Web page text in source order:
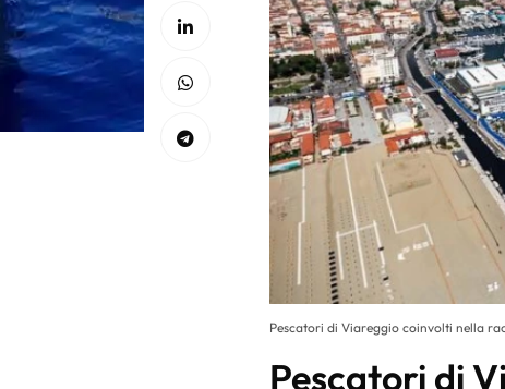
Pescatori di Viareggio coinvolti nella
Pescatori di